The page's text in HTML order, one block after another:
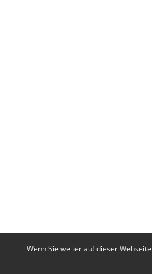
Wenn Sie weiter auf dieser